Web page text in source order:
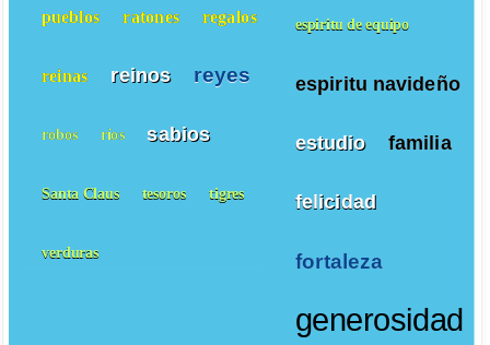
espiritu de equipo
espiritu navideño
estudio familia
felicidad
fortaleza
generosidad
pueblos ratones regalos
reinas reinos reyes
robos ríos sabios
Santa Claus tesoros tigres
verduras